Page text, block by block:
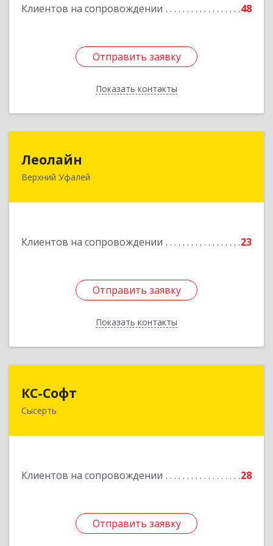
Клиентов на сопровождении 48
Отправить заявку
Показать контакты
Отправить заявку
Назад
Леолайн
Верхний Уфалей
Клиентов на сопровождении 23
Отправить заявку
Показать контакты
456800, Челябинская обл, Верхний Уфалей г,
Отправить заявку
Назад
КС-Софт
Сысерть
Клиентов на сопровождении 28
Отправить заявку
624001, Свердловская обл, Сысертский р-н,
Отправить заявку